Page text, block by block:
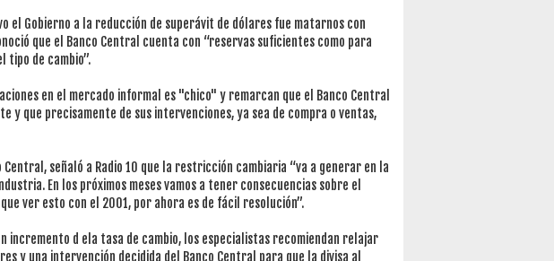
el Gobierno a la reducción de superávit de dólares fue matarnos con
que el Banco Central cuenta con “reservas suficientes como para
tipo de cambio”.
en el mercado informal es "chico" y remarcan que el Banco Central
y que precisamente de sus intervenciones, ya sea de compra o ventas,
señaló a Radio 10 que la restricción cambiaria “va a generar en la
En los próximos meses vamos a tener consecuencias sobre el
ver esto con el 2001, por ahora es de fácil resolución”.
incremento d ela tasa de cambio, los especialistas recomiendan relajar
y una intervención decidida del Banco Central para que la divisa al